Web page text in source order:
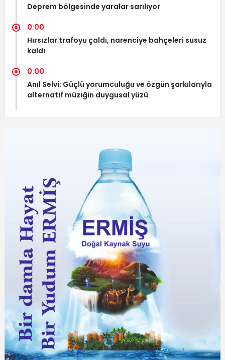
Deprem bölgesinde yaralar sarılıyor
0:00
Hırsızlar trafoyu çaldı, narenciye bahçeleri susuz
kaldı
0:00
Anıl Selvi: Güçlü yorumculuğu ve özgün şarkılarıyla
alternatif müziğin duygusal yüzü